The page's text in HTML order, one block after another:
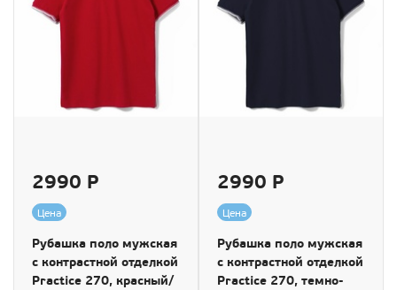
2990 Р
Цена
Рубашка поло мужская
с контрастной отделкой
Practice 270, красный/
2990 Р
Цена
Рубашка поло мужская
с контрастной отделкой
Practice 270, темно-